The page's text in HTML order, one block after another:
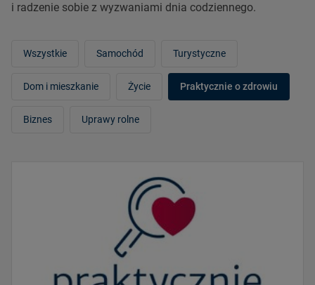
i radzenie sobie z wyzwaniami dnia codziennego.
Wszystkie Samochód Turystyczne
Dom i mieszkanie Życie Praktycznie o zdrowiu
Biznes Uprawy rolne